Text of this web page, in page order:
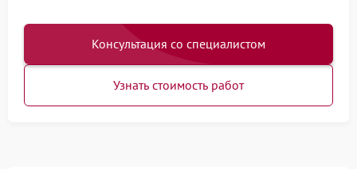
Консультация со специалистом
Узнать стоимость работ